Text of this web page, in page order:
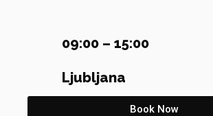
09:00 – 15:00
Ljubljana
Book Now